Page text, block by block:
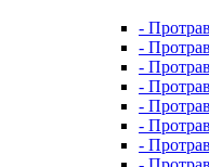
-
-
-
-
-
-
-